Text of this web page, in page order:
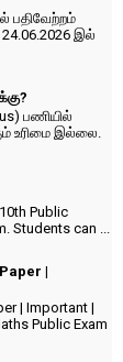
ல் பதிவேற்றம்
இல்
பணியில்
உரிமை இல்லை.
Public
Students can ...
|
| Important |
Public Exam